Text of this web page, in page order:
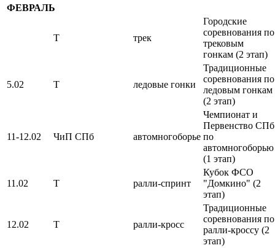
ФЕВРАЛЬ
Т трек
Городские
соревнования по
трековым
гонкам (2 этап)
5.02 Т ледовые гонки
Традиционные
соревнования по
ледовым гонкам
(2 этап)
11-12.02 ЧиП СПб автомногоборье
Чемпионат и
Первенство СПб
по
автомногоборью
(1 этап)
11.02 Т ралли-спринт
Кубок ФСО
"Домкино" (2
этап)
12.02 Т ралли-кросс
Традиционные
соревнования по
ралли-кроссу (2
этап)